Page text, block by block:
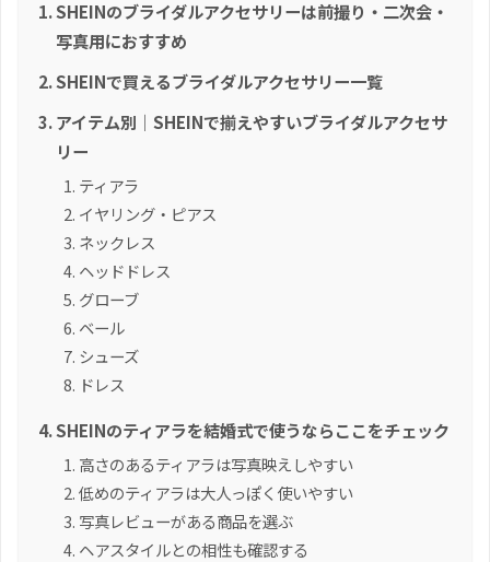
SHEINのブライダルアクセサリーは前撮り・二次会・
写真用におすすめ
SHEINで買えるブライダルアクセサリー一覧
アイテム別｜SHEINで揃えやすいブライダルアクセサ
リー
ティアラ
イヤリング・ピアス
ネックレス
ヘッドドレス
グローブ
ベール
シューズ
ドレス
SHEINのティアラを結婚式で使うならここをチェック
高さのあるティアラは写真映えしやすい
低めのティアラは大人っぽく使いやすい
写真レビューがある商品を選ぶ
ヘアスタイルとの相性も確認する